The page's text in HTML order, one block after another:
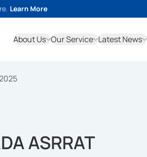
Learn More
About Us Our Service Latest News
ASRRAT